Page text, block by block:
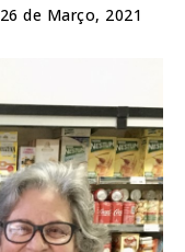
26 de Março, 2021